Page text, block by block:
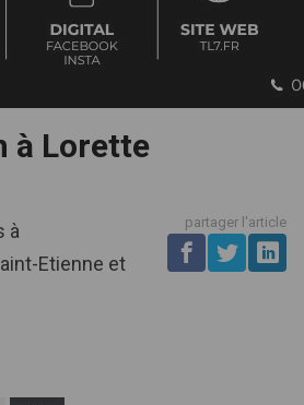
à Lorette
à
Etienne et
partager l'article